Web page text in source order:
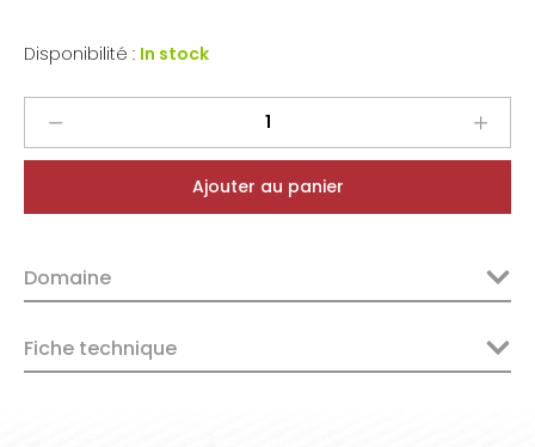
Disponibilité : In stock
Riesling
2022
Ajouter au panier
Domaine
Fiche technique